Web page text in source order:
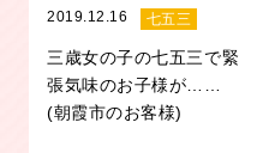
2019.12.16 七五三
三歳女の子の七五三で緊
張気味のお子様が……
(朝霞市のお客様)